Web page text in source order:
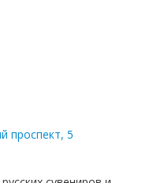
проспект, 5